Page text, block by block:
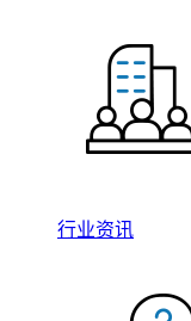
行业资讯